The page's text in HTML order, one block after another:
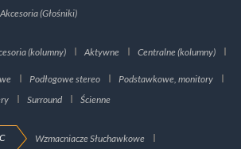
Akcesoria (Głośniki)
(kolumny) Aktywne Centralne (kolumny)
Podłogowe stereo
Podstawkowe, monitory
Surround Ścienne
Wzmacniacze Słuchawkowe